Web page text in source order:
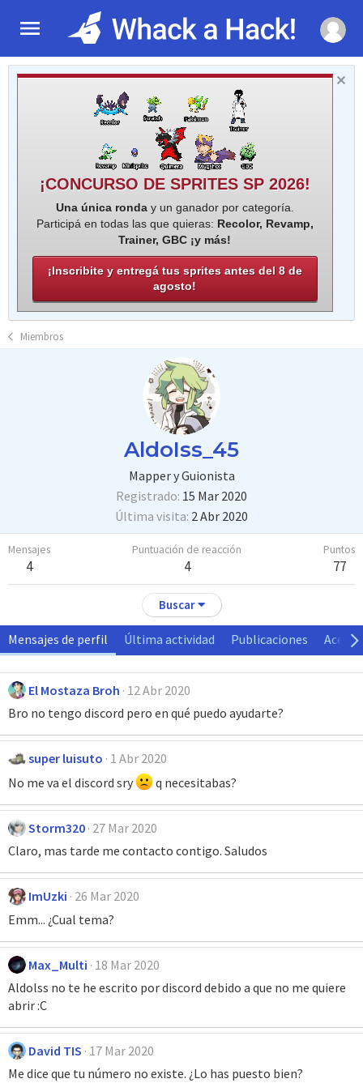
¡CONCURSO DE SPRITES SP 2026!
Una única ronday un ganador por categoría.
Participá en todas las que quieras: Recolor, Revamp,
Trainer, GBC ¡y más!
¡Inscribite y entregá tus sprites antes del 8 de
agosto!
Miembros
AldoIss_45
Mapper y Guionista
Registrado 15 Mar 2020
Última visita 2 Abr 2020
Mensajes
4
Puntuación de reacción
4
Puntos
77
Buscar
Mensajes de perfil Última actividad Publicaciones Acerca
El Mostaza Broh 12 Abr 2020
Bro no tengo discord pero en qué puedo ayudarte?
super luisuto 1 Abr 2020
No me va el discord sry
q necesitabas?
Storm320 27 Mar 2020
Claro, mas tarde me contacto contigo. Saludos
ImUzki 26 Mar 2020
Emm... ¿Cual tema?
Max_Multi 18 Mar 2020
Aldolss no te he escrito por discord debido a que no me quiere
abrir :C
David TIS 17 Mar 2020
Me dice que tu número no existe. ¿Lo has puesto bien?